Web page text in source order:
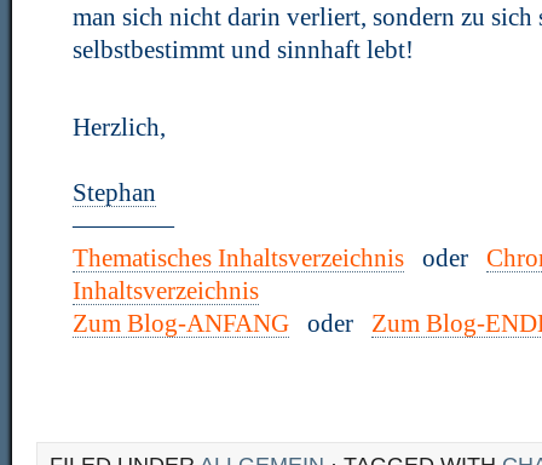
man sich nicht darin verliert, sondern zu sich
selbstbestimmt und sinnhaft lebt!
Herzlich,
Stephan
————
Thematisches Inhaltsverzeichnis
oder
Inhaltsverzeichnis
Zum Blog-ANFANG
oder Zum Blog-